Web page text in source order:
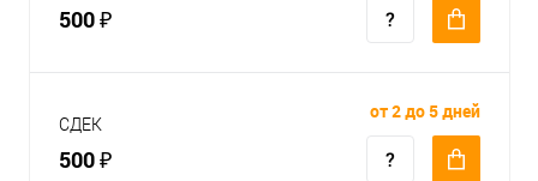
500 ₽
СДЕК
500 ₽
от 2 до 5 дней